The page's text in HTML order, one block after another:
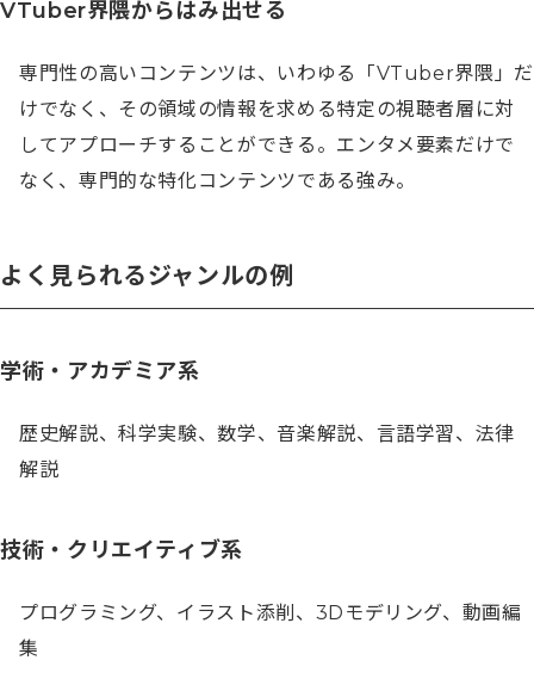
VTuber界隈からはみ出せる
専門性の高いコンテンツは、いわゆる「VTuber界隈」だ
けでなく、その領域の情報を求める特定の視聴者層に対
してアプローチすることができる。エンタメ要素だけで
なく、専門的な特化コンテンツである強み。
よく見られるジャンルの例
学術・アカデミア系
歴史解説、科学実験、数学、音楽解説、言語学習、法律
解説
技術・クリエイティブ系
プログラミング、イラスト添削、3Dモデリング、動画編
集